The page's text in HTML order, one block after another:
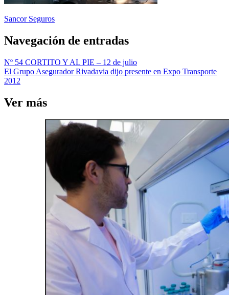
Sancor Seguros
Navegación de entradas
Nº 54 CORTITO Y AL PIE – 12 de julio
El Grupo Asegurador Rivadavia dijo presente en Expo Transporte
2012
Ver más